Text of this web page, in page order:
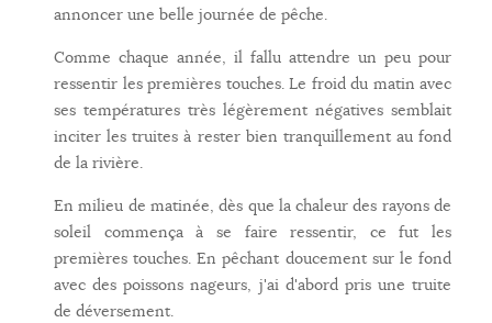
annoncer une belle journée de pêche.
Comme chaque année, il fallu attendre un peu pour
ressentir les premières touches. Le froid du matin avec
ses températures très légèrement négatives semblait
inciter les truites à rester bien tranquillement au fond
de la rivière.
En milieu de matinée, dès que la chaleur des rayons de
soleil commença à se faire ressentir, ce fut les
premières touches. En pêchant doucement sur le fond
avec des poissons nageurs, j'ai d'abord pris une truite
de déversement.